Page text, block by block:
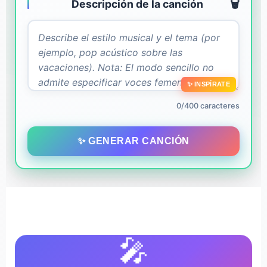
Descripción de la canción 🗑️
✨ INSPÍRATE
0/400 caracteres
✨ GENERAR CANCIÓN
🎤